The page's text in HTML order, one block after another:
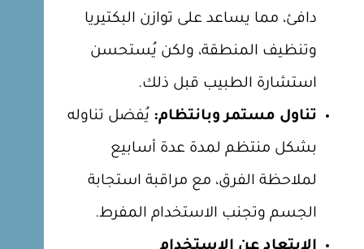
دافئ، مما يساعد على توازن البكتيريا
وتنظيف المنطقة، ولكن يُستحسن
استشارة الطبيب قبل ذلك.
تناول مستمر وبانتظام: يُفضل تناوله
بشكل منتظم لمدة عدة أسابيع
لملاحظة الفرق، مع مراقبة استجابة
الجسم وتجنب الاستخدام المفرط.